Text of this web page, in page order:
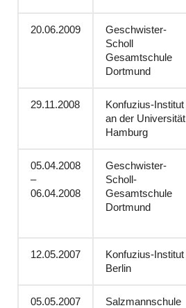
20.06.2009
Geschwister-
Scholl
Gesamtschule
Dortmund
29.11.2008
Konfuzius-Institut
an der Universität
Hamburg
05.04.2008
–
06.04.2008
Geschwister-
Scholl-
Gesamtschule
Dortmund
12.05.2007
Konfuzius-Institut
Berlin
05.05.2007
Salzmannschule